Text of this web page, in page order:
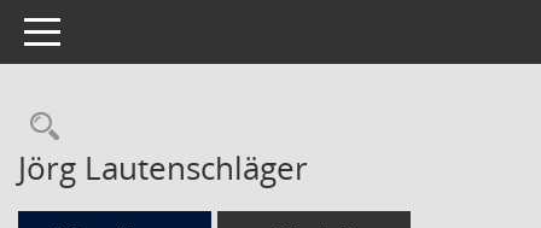
Toggle navigation
Rechercheauswahl
Jörg Lautenschläger